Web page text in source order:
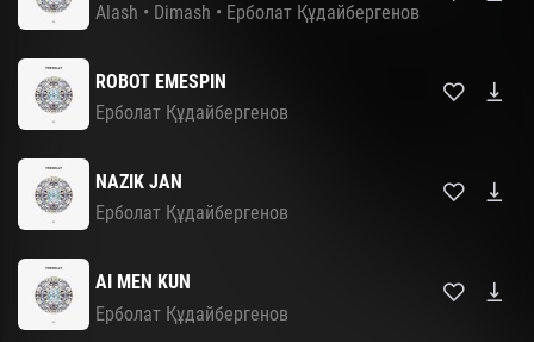
Alash • Dimash • Ерболат Құдайбергенов
ROBOT EMESPIN
Ерболат Құдайбергенов
NAZIK JAN
Ерболат Құдайбергенов
AI MEN KUN
Ерболат Құдайбергенов